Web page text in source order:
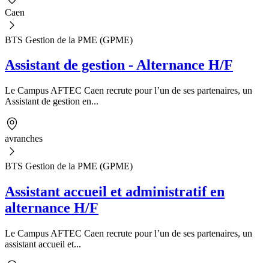
Caen
BTS Gestion de la PME (GPME)
Assistant de gestion - Alternance H/F
Le Campus AFTEC Caen recrute pour l’un de ses partenaires, un
Assistant de gestion en...
avranches
BTS Gestion de la PME (GPME)
Assistant accueil et administratif en
alternance H/F
Le Campus AFTEC Caen recrute pour l’un de ses partenaires, un
assistant accueil et...